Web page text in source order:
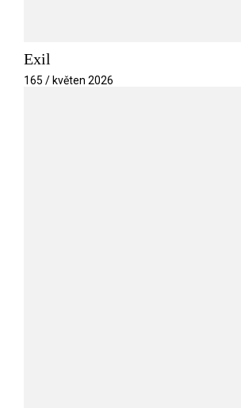
Exil
165 / květen 2026